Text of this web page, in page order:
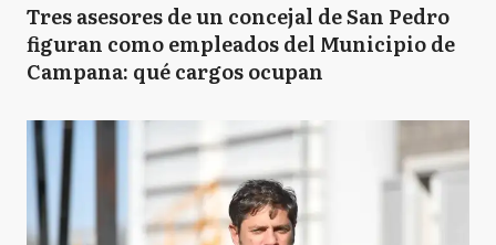
Tres asesores de un concejal de San Pedro
figuran como empleados del Municipio de
Campana: qué cargos ocupan